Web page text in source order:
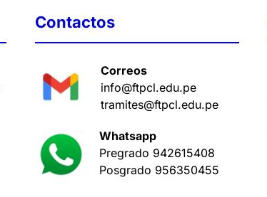
Contactos
Correos
info@ftpcl.edu.pe
tramites@ftpcl.edu.pe
Whatsapp
Pregrado 942615408
Posgrado 956350455